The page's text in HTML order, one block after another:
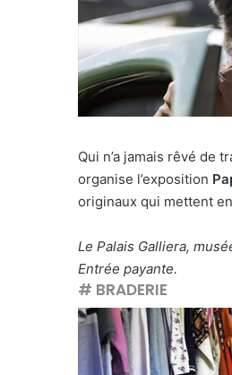
Qui n’a jamais rêvé de
organise l’exposition
originaux qui mettent
Le Palais Galliera,
Entrée payante.
# BRADERIE